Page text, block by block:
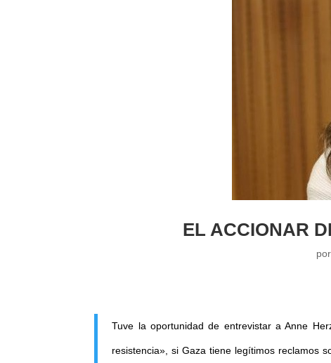
EL ACCIONAR
por
Tuve la oportunidad de entrevistar a Anne
resistencia», si Gaza tiene legítimos reclamos